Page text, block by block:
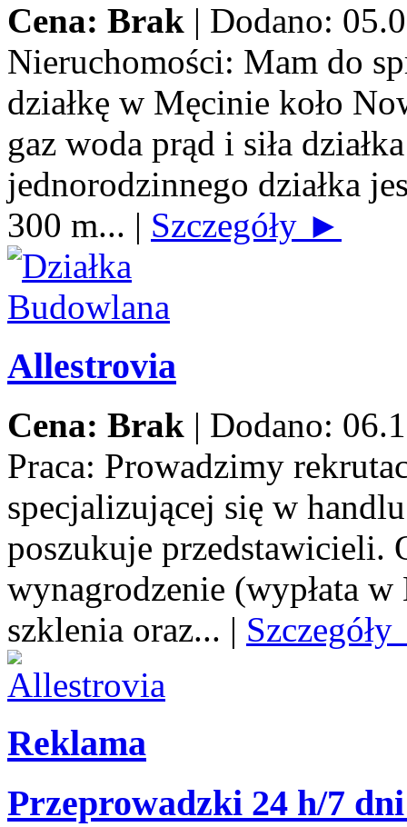
Cena: Brak | Dodano:
Nieruchomości: Mam do
działkę w Męcinie koło
gaz woda prąd i siła
jednorodzinnego działka
300 m... | Szczegóły ►
Allestrovia
Cena: Brak | Dodano:
Praca: Prowadzimy
specjalizującej się w
poszukuje przedstawicieli.
wynagrodzenie (wypłata
szklenia oraz... |
Reklama
Przeprowadzki 24 h/7